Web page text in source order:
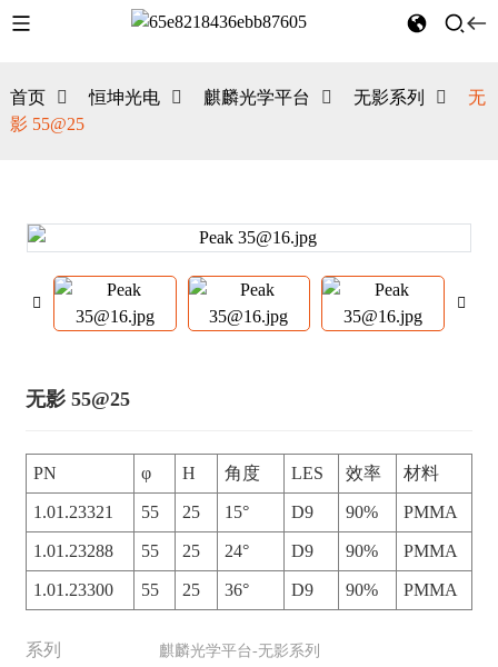
首页 恒坤光电 麒麟光学平台 无影系列
无
影 55@25
无影 55@25
PN φ H 角度 LES 效率 材料
1.01.23321 55 25 15° D9 90% PMMA
1.01.23288 55 25 24° D9 90% PMMA
1.01.23300 55 25 36° D9 90% PMMA
系列 麒麟光学平台-无影系列